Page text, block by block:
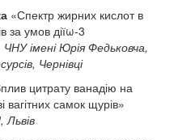
«Спектр жирних кислот в
за умов діїω-3
ЧНУ імені Юрія Федьковча,
Чернівці
цитрату ванадію на
вагітних самок щурів»
Львів